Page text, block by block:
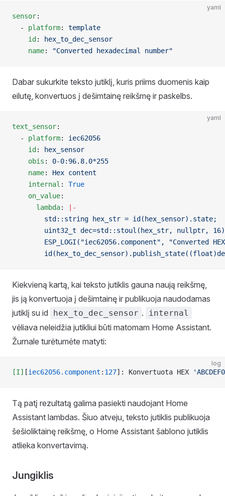
yaml
sensor:
  -
platform: template
    id
:
hex_to_dec_sensor
    name
: "Converted hexadecimal number"
Dabar sukurkite teksto jutiklį, kuris priims duomenis kaip
eilutę, konvertuos į dešimtainę reikšmę ir paskelbs.
yaml
text_sensor:
  -
platform: iec62056
    id
:
hex_sensor
    obis
: 0-0:96.8.0*255
    name
: Hex content
    internal
: True
    on_value
:
      lambda
:
|-
        std::string hex_str = id(hex_sensor).state;
uint32_t dec=std::stoul(hex_str, nullptr,
ESP_LOGI("iec62056.component", "Converted
Kiekvieną kartą, kai teksto jutiklis gauna naują reikšmę,
jis ją konvertuoja į dešimtainę ir publikuoja naudodamas
jutiklį su id
hex_to_dec_sensor . internal
vėliava neleidžia jutikliui būti matomam Home Assistant.
Žurnale turėtumėte matyti:
log
[I] [iec62056.component : 127]: Konvertuota HEX
Tą patį rezultatą galima pasiekti naudojant Home
Assistant lambdas. Šiuo atveju, teksto jutiklis publikuoja
šešioliktainę reikšmę, o Home Assistant šablono jutiklis
atlieka konvertavimą.
Jungiklis